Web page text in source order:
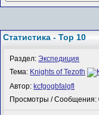
Статистика - Top 10
Раздел:Экспедиция
Тема: Knights of Tezoth
Автор: kcfgogbfalgfl
Просмотры / Сообщения: